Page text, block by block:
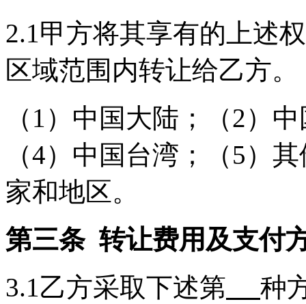
2.1甲方将其享有的上述
区域范围内转让给乙方。
（1）中国大陆；（2）
（4）中国台湾；（5）
家和地区。
第三条 转让费用及支付
3.1乙方采取下述第
种